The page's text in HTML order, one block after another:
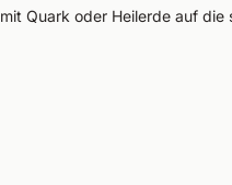
mit Quark oder Heilerde auf die